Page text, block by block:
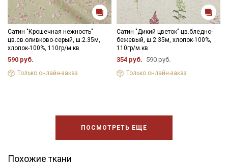
Сатин "Крошечная нежность"
цв.св.оливково-серый, ш.2.35м,
хлопок-100%, 110гр/м.кв
590 руб.
Только онлайн-заказ
Сатин "Дикий цветок" цв.бледно-
бежевый, ш.2.35м, хлопок-100%,
110гр/м.кв
354 руб. 590 руб.
Только онлайн-заказ
ПОСМОТРЕТЬ ЕЩЕ
Похожие ткани